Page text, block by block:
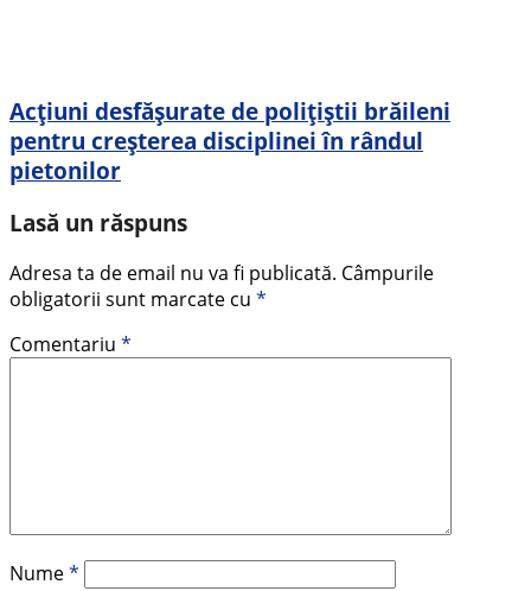
Acțiuni desfășurate de polițiștii brăileni
pentru creșterea disciplinei în rândul
pietonilor
Lasă un răspuns
Adresa ta de email nu va fi publicată. Câmpurile
obligatorii sunt marcate cu *
Comentariu *
Nume*